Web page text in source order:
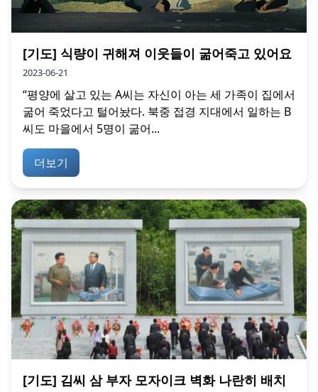
[기도] 식량이 귀해져 이웃들이 굶어죽고 있어요
2023-06-21
“평양에 살고 있는 A씨는 자신이 아는 세 가족이 집에서
굶어 죽었다고 털어놨다. 북중 접경 지대에서 일하는 B
씨도 마을에서 5명이 굶어...
더보기
[기도] 김씨 삼 부자 모자이크 벽화 나란히 배치